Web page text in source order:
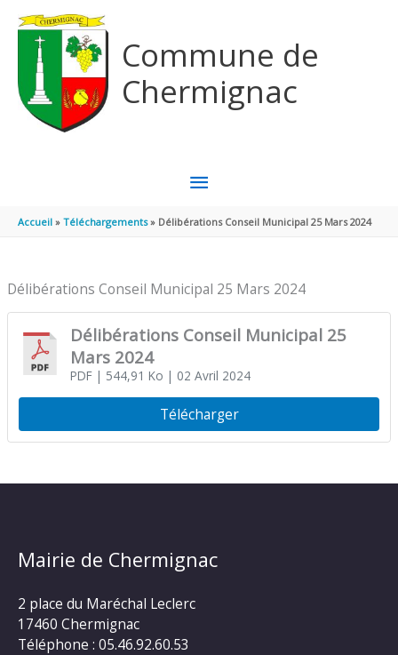
Commune de
Chermignac
MENU
PRINCIPAL
Accueil Téléchargements Délibérations Conseil Municipal 25 Mars 2024
Délibérations Conseil Municipal 25 Mars 2024
Délibérations Conseil Municipal 25
Mars 2024
PDF| 544,91 Ko | 02 Avril 2024
Télécharger
Mairie de Chermignac
2 place du Maréchal Leclerc
17460 Chermignac
Téléphone : 05.46.92.60.53